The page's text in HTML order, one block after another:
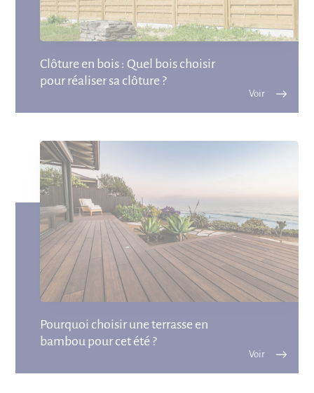
Clôture en bois : Quel bois choisir
pour réaliser sa clôture ?
Pourquoi choisir une terrasse en
bambou pour cet été ?